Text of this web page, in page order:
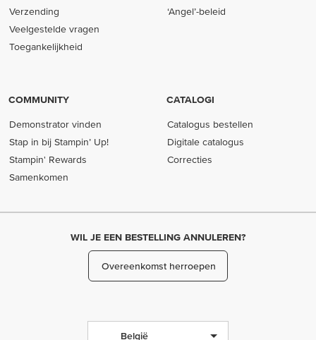
Verzending
Veelgestelde vragen
Toegankelijkheid
‘Angel’-beleid
COMMUNITY
Demonstrator vinden
Stap in bij Stampin’ Up!
Stampin' Rewards
Samenkomen
CATALOGI
Catalogus bestellen
Digitale catalogus
Correcties
WIL JE EEN BESTELLING ANNULEREN?
Overeenkomst herroepen
België